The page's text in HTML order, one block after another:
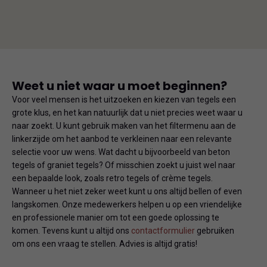
Weet u niet waar u moet beginnen?
Voor veel mensen is het uitzoeken en kiezen van tegels een
grote klus, en het kan natuurlijk dat u niet precies weet waar u
naar zoekt. U kunt gebruik maken van het filtermenu aan de
linkerzijde om het aanbod te verkleinen naar een relevante
selectie voor uw wens. Wat dacht u bijvoorbeeld van beton
tegels of graniet tegels? Of misschien zoekt u juist wel naar
een bepaalde look, zoals retro tegels of crème tegels.
Wanneer u het niet zeker weet kunt u ons altijd bellen of even
langskomen. Onze medewerkers helpen u op een vriendelijke
en professionele manier om tot een goede oplossing te
komen. Tevens kunt u altijd ons contactformulier gebruiken
om ons een vraag te stellen. Advies is altijd gratis!